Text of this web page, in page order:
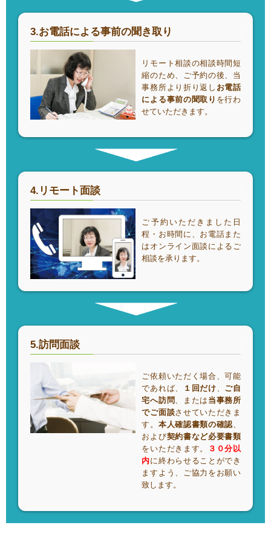
3.お電話による事前の聞き取り
リモート相談の相談時間短
縮のため、ご予約の後、当
事務所より折り返し お電話
による事前の聞取り を行わ
せていただきます。
4.リモート面談
ご予約いただきました日
程・お時間に、お電話また
はオンライン面談によるご
相談を承ります。
5.訪問面談
ご依頼いただく場合、可能
であれば、
１回だけ
ご自
宅へ訪問 、または 当事務所
でご面談させていただきま
す。 本人確認書類の確認
および契約書など必要書類
をいただきます。
３０分以
内に終わらせることができ
ますよう、ご協力をお願い
致します。